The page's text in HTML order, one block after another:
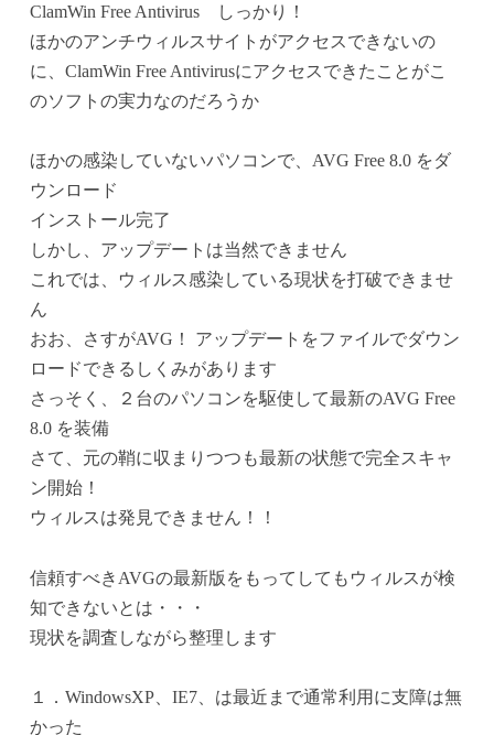
ClamWin Free Antivirus しっかり！
ほかのアンチウィルスサイトがアクセスできないの
に、ClamWin Free Antivirusにアクセスできたことがこ
のソフトの実力なのだろうか
ほかの感染していないパソコンで、AVG Free 8.0 をダ
ウンロード
インストール完了
しかし、アップデートは当然できません
これでは、ウィルス感染している現状を打破できませ
ん
おお、さすがAVG！ アップデートをファイルでダウン
ロードできるしくみがあります
さっそく、２台のパソコンを駆使して最新のAVG Free
8.0 を装備
さて、元の鞘に収まりつつも最新の状態で完全スキャ
ン開始！
ウィルスは発見できません！！
信頼すべきAVGの最新版をもってしてもウィルスが検
知できないとは・・・
現状を調査しながら整理します
１．WindowsXP、IE7、は最近まで通常利用に支障は無
かった